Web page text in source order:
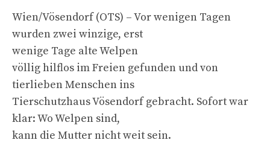
Wien/Vösendorf (OTS) – Vor wenigen Tagen
wurden zwei winzige, erst
wenige Tage alte Welpen
völlig hilflos im Freien gefunden und von
tierlieben Menschen ins
Tierschutzhaus Vösendorf gebracht. Sofort war
klar: Wo Welpen sind,
kann die Mutter nicht weit sein.